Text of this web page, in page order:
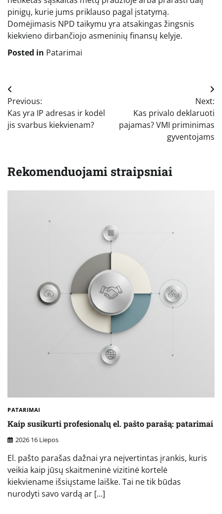
pinigų, kurie jums priklauso pagal įstatymą.
Domėjimasis NPD taikymu yra atsakingas žingsnis
kiekvieno dirbančiojo asmeninių finansų kelyje.
Posted in Patarimai
Navigacija
tarp
įrašų
Previous:
Kas yra IP adresas ir kodėl
jis svarbus kiekvienam?
Next:
Kas privalo deklaruoti
pajamas? VMI priminimas
gyventojams
Rekomenduojami straipsniai
PATARIMAI
Kaip susikurti profesionalų el. pašto parašą: patarimai
2026 16 Liepos
El. pašto parašas dažnai yra neįvertintas įrankis, kuris
veikia kaip jūsų skaitmeninė vizitinė kortelė
kiekviename išsiųstame laiške. Tai ne tik būdas
nurodyti savo vardą ar […]